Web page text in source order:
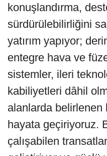
konuşlandırma,
sürdürülebilirliğini
yatırım yapıyor;
entegre hava ve
sistemler, ileri
kabiliyetleri dâhil
alanlarda
hayata geçiriyoruz.
çalışabilen